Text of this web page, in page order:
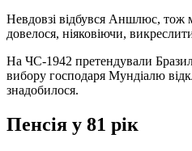
Невдовзі відбувся Аншлюс, тож
довелося, ніяковіючи, викреслити
На ЧС-1942 претендували
вибору господаря Мундіалю
знадобилося.
Пенсія у 81 рік